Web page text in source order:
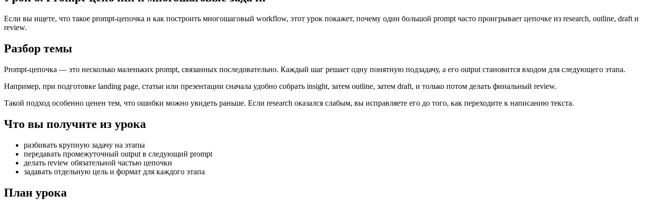
Если вы ищете, что такое prompt-цепочка и как построить многошаговый workflow, этот урок покажет, почему один большой prompt часто проигрывает цепочке из research, outline, draft и
review.
Разбор темы
Prompt-цепочка — это несколько маленьких prompt, связанных последовательно. Каждый шаг решает одну понятную подзадачу, а его output становится входом для следующего этапа.
Например, при подготовке landing page, статьи или презентации сначала удобно собрать insight, затем outline, затем draft, и только потом делать финальный review.
Такой подход особенно ценен тем, что ошибки можно увидеть раньше. Если research оказался слабым, вы исправляете его до того, как переходите к написанию текста.
Что вы получите из урока
разбивать крупную задачу на этапы
передавать промежуточный output в следующий prompt
делать review обязательной частью цепочки
задавать отдельную цель и формат для каждого этапа
План урока